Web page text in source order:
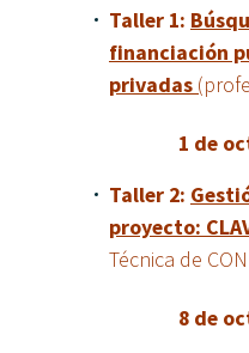
Taller 1:
financiación
privadas (
1 de
Taller 2:
proyecto:
Técnica de
8 de